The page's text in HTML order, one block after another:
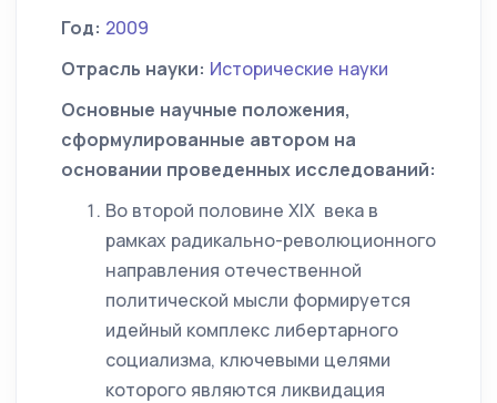
Год: 2009
Отрасль науки: Исторические науки
Основные научные положения,
сформулированные автором на
основании проведенных исследований:
Во второй половине XIX века в
рамках радикально-революционного
направления отечественной
политической мысли формируется
идейный комплекс либертарного
социализма, ключевыми целями
которого являются ликвидация